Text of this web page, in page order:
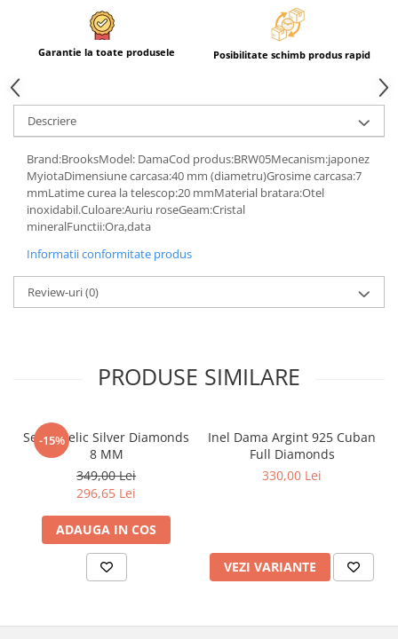
Garantie la toate produsele Posibilitate schimb produs rapid
Descriere
Brand:BrooksModel: DamaCod produs:BRW05Mecanism:japonez
MyiotaDimensiune carcasa:40 mm (diametru)Grosime carcasa:7
mmLatime curea la telescop:20 mmMaterial bratara:Otel
inoxidabil.Culoare:Auriu roseGeam:Cristal
mineralFunctii:Ora,data
Informatii conformitate produs
Review-uri(0)
PRODUSE SIMILARE
-15%
Set Angelic Silver Diamonds
8 MM
349,00 Lei
296,65 Lei
ADAUGA IN COS
Inel Dama Argint 925 Cuban
Full Diamonds
330,00 Lei
VEZI VARIANTE